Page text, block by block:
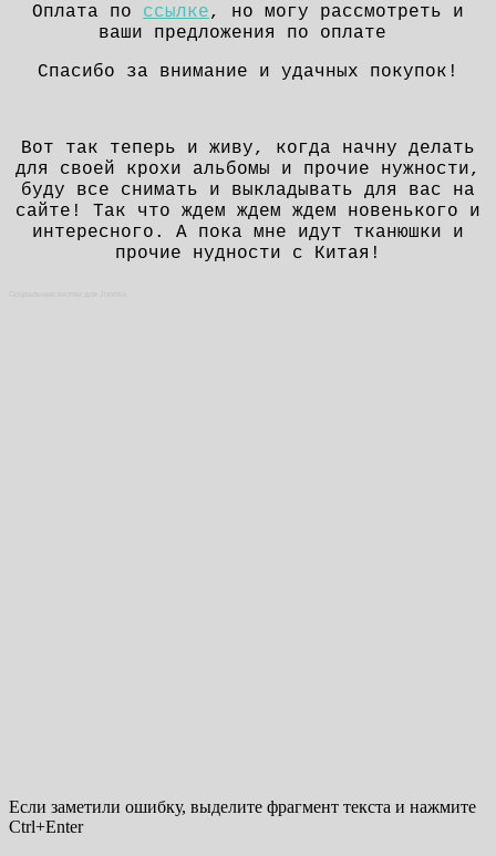
Оплата по ссылке, но могу рассмотреть и
ваши предложения по оплате
Спасибо за внимание и удачных покупок!
Вот так теперь и живу, когда начну делать
для своей крохи альбомы и прочие нужности,
буду все снимать и выкладывать для вас на
сайте! Так что ждем ждем ждем новенького и
интересного. А пока мне идут тканюшки и
прочие нудности с Китая!
Если заметили ошибку, выделите фрагмент текста и нажмите
Ctrl+Enter